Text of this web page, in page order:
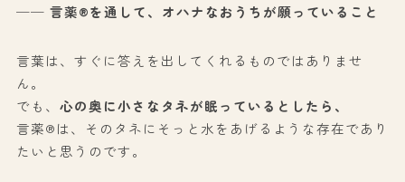
── 言薬®を通して、オハナなおうちが願っていること
言葉は、すぐに答えを出してくれるものではありませ
ん。
でも、 心の奥に小さなタネが眠っているとしたら、
言薬®は、そのタネにそっと水をあげるような存在であり
たいと思うのです。